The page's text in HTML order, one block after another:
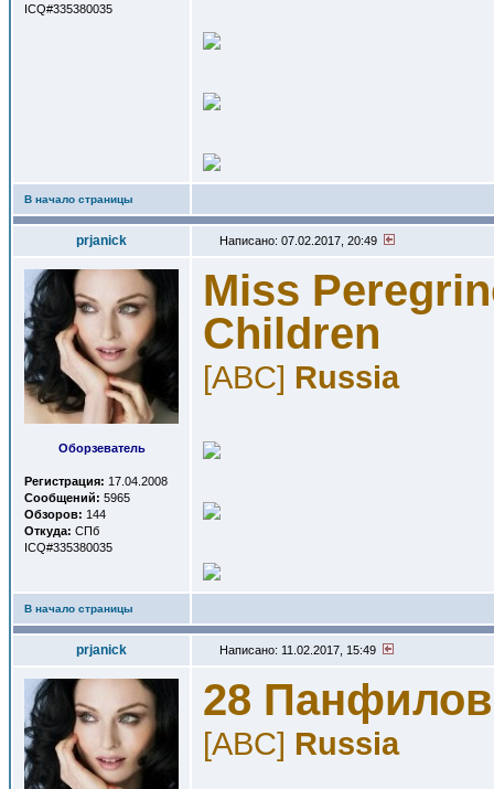
ICQ#335380035
В начало страницы
prjanick Написано: 07.02.2017, 20:49
Оборзеватель
Регистрация: 17.04.2008
Сообщений: 5965
Обзоров: 144
Откуда: СПб
ICQ#335380035
Miss
Children
[ABC] Russia
В начало страницы
prjanick Написано: 11.02.2017, 15:49
28
[ABC] Russia